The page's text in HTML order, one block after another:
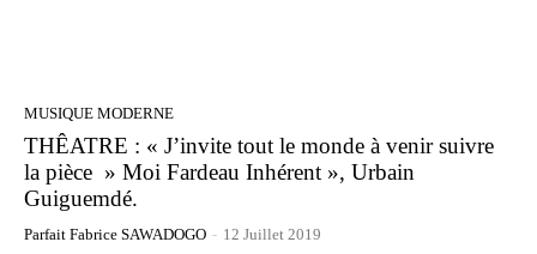
MUSIQUE MODERNE
THÊATRE : « J’invite tout le monde à venir suivre
la pièce » Moi Fardeau Inhérent », Urbain
Guiguemdé.
Parfait Fabrice SAWADOGO - 12 Juillet 2019